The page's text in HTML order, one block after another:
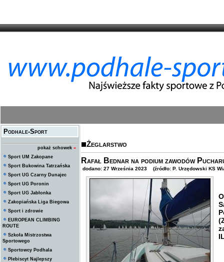
Podhale-Sport
pokaż schowek »
Sport UM Zakopane
Sport Bukowina Tatrzańska
Sport UG Czarny Dunajec
Sport UG Poronin
Sport UG Jabłonka
Zakopiańska Liga Biegowa
Sport i zdrowie
EUROPEAN CLIMBING
ROUTE
Szkoła Mistrzostwa
Sportowego
Sportowcy Podhala
Plebiscyt Najlepszy
Żeglarstwo
Rafał Bednar na podium zawodów
dodano: 27 Września 2023 (źródło: P. Urzędowski KS